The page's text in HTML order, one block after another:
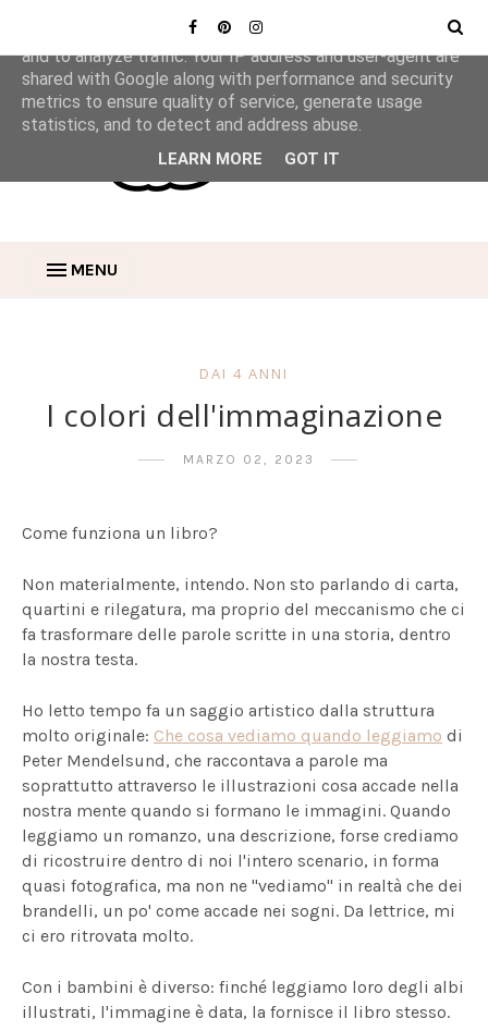
MENU
DAI 4 ANNI
I colori dell'immaginazione
MARZO 02, 2023
Come funziona un libro?
Non materialmente, intendo. Non sto parlando di carta,
quartini e rilegatura, ma proprio del meccanismo che ci
fa trasformare delle parole scritte in una storia, dentro
la nostra testa.
Ho letto tempo fa un saggio artistico dalla struttura
molto originale: Che cosa vediamo quando leggiamo di
Peter Mendelsund, che raccontava a parole ma
soprattutto attraverso le illustrazioni cosa accade nella
nostra mente quando si formano le immagini. Quando
leggiamo un romanzo, una descrizione, forse crediamo
di ricostruire dentro di noi l'intero scenario, in forma
quasi fotografica, ma non ne "vediamo" in realtà che dei
brandelli, un po' come accade nei sogni. Da lettrice, mi
ci ero ritrovata molto.
Con i bambini è diverso: finché leggiamo loro degli albi
illustrati, l'immagine è data, la fornisce il libro stesso.
This site uses cookies from Google to deliver its services
and to analyze traffic. Your IP address and user-agent are
shared with Google along with performance and security
metrics to ensure quality of service, generate usage
statistics, and to detect and address abuse.
LEARN MORE GOT IT